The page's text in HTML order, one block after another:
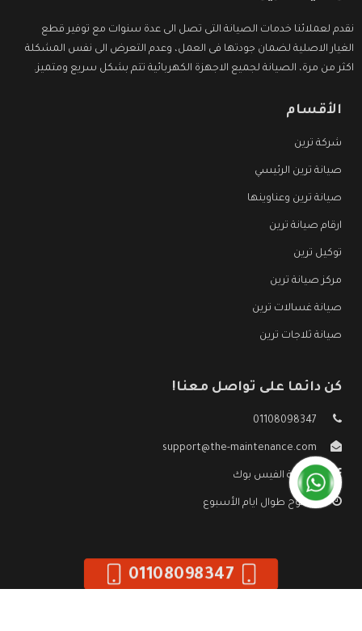
نقدم لعملائنا خدمات الصيانة التى تصل الى عدة سنوات مع توفير قطع
الغيار الاصلية لضمان جودتها فى العمل، وعدم التعرض الى نفس المشكلة
اكثر من مرة، الصيانة لجميع الاجهزة الكهربائية تتم بشكل سريع ومتميز.
الأقسام
شركة ترين
صيانة ترين الرئيسي
صيانة ترين وعناوينها
ارقام صيانة ترين
توكيل ترين
مركز صيانة ترين
صيانة غسالات ترين
صيانة ثلاجات ترين
كن دائما على تواصل معنا!
01108098347
support@the-maintenance.com
صفحة الفيس بوك
مفتوح طوال ايام الأسبوع
01108098347